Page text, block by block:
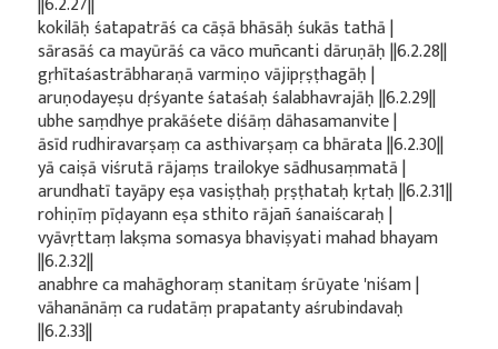
kokilāḥ śatapatrāś ca cāṣā bhāsāḥ śukās tathā |
sārasāś ca mayūrāś ca vāco muñcanti dāruṇāḥ ||6.2.28||
gṛhītaśastrābharaṇā varmiṇo vājipṛṣṭhagāḥ |
aruṇodayeṣu dṛśyante śataśaḥ śalabhavrajāḥ ||6.2.29||
ubhe saṃdhye prakāśete diśāṃ dāhasamanvite |
āsīd rudhiravarṣaṃ ca asthivarṣaṃ ca bhārata ||6.2.30||
yā caiṣā viśrutā rājaṃs trailokye sādhusaṃmatā |
arundhatī tayāpy eṣa vasiṣṭhaḥ pṛṣṭhataḥ kṛtaḥ ||6.2.31||
rohiṇīṃ pīḍayann eṣa sthito rājañ śanaiścaraḥ |
vyāvṛttaṃ lakṣma somasya bhaviṣyati mahad bhayam
||6.2.32||
anabhre ca mahāghoraṃ stanitaṃ śrūyate 'niśam |
vāhanānāṃ ca rudatāṃ prapatanty aśrubindavaḥ
||6.2.33||